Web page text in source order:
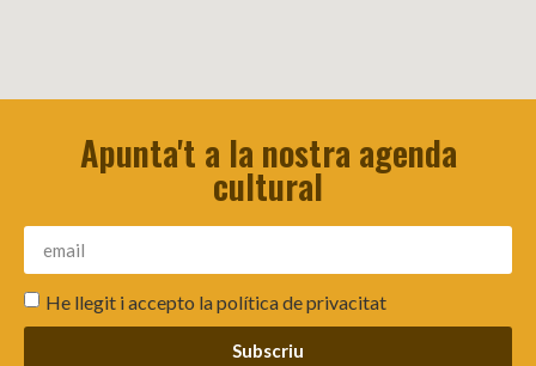
Apunta't a la nostra agenda
cultural
He llegit i accepto lapolítica de privacitat
Subscriu